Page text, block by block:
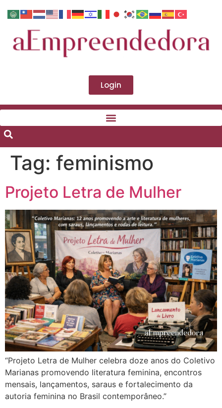
Login
Tag: feminismo
Projeto Letra de Mulher
“Projeto Letra de Mulher celebra doze anos do Coletivo
Marianas promovendo literatura feminina, encontros
mensais, lançamentos, saraus e fortalecimento da
autoria feminina no Brasil contemporâneo.”